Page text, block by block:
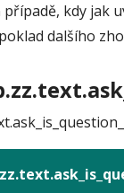
kdy jak
dalšího